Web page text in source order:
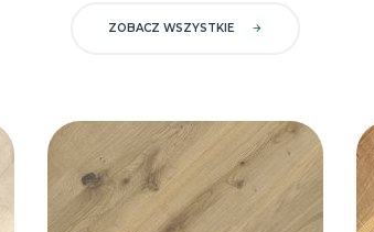
ZOBACZ WSZYSTKIE